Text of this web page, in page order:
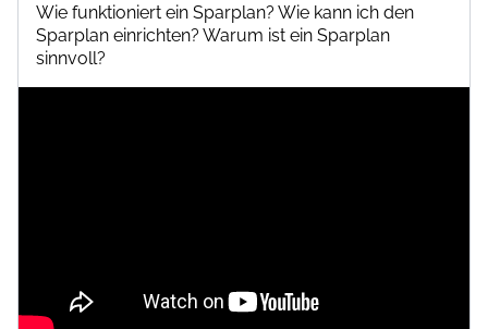
Wie funktioniert ein Sparplan? Wie kann ich den
Sparplan einrichten? Warum ist ein Sparplan
sinnvoll?